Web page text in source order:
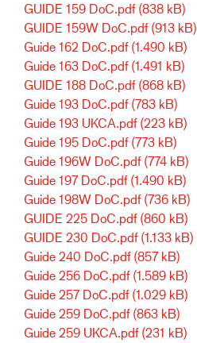
GUIDE 159 DoC.pdf (838 kB)
GUIDE 159W DoC.pdf (913 kB)
Guide 162 DoC.pdf (1.490 kB)
Guide 163 DoC.pdf (1.491 kB)
GUIDE 188 DoC.pdf (868 kB)
Guide 193 DoC.pdf (783 kB)
Guide 193 UKCA.pdf (223 kB)
Guide 195 DoC.pdf (773 kB)
Guide 196W DoC.pdf (774 kB)
Guide 197 DoC.pdf (1.490 kB)
Guide 198W DoC.pdf (736 kB)
GUIDE 225 DoC.pdf (860 kB)
GUIDE 230 DoC.pdf (1.133 kB)
Guide 240 DoC.pdf (857 kB)
Guide 256 DoC.pdf (1.589 kB)
Guide 257 DoC.pdf (1.029 kB)
Guide 259 DoC.pdf (863 kB)
Guide 259 UKCA.pdf (231 kB)